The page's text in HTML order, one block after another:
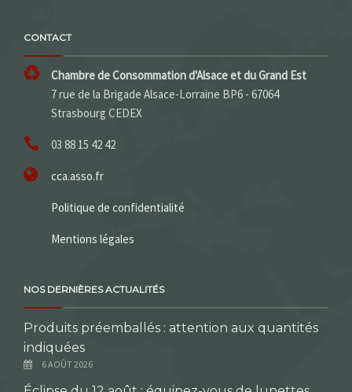
CONTACT
Chambre de Consommation d'Alsace et du Grand Est
7 rue de la Brigade Alsace-Lorraine BP6 - 67064
Strasbourg CEDEX
03 88 15 42 42
cca.asso.fr
Politique de confidentialité
Mentions légales
NOS DERNIÈRES ACTUALITÉS
Produits préemballés : attention aux quantités
indiquées
6 AOÛT 2026